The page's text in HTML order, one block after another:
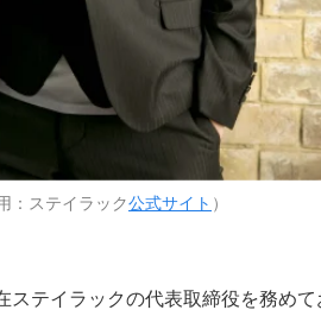
：ステイラック公式サイト ）
ステイラックの代表取締役を務め